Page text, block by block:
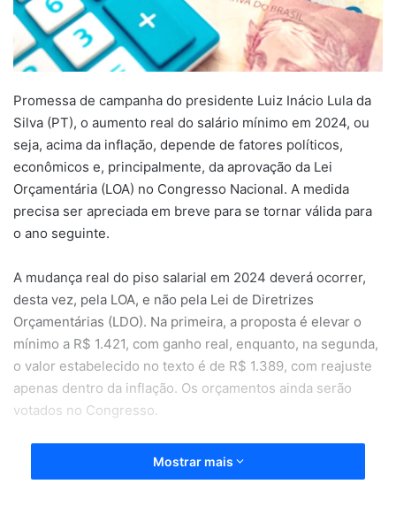
Promessa de campanha do presidente Luiz Inácio Lula da
Silva (PT), o aumento real do salário mínimo em 2024, ou
seja, acima da inflação, depende de fatores políticos,
econômicos e, principalmente, da aprovação da Lei
Orçamentária (LOA) no Congresso Nacional. A medida
precisa ser apreciada em breve para se tornar válida para
o ano seguinte.
A mudança real do piso salarial em 2024 deverá ocorrer,
desta vez, pela LOA, e não pela Lei de Diretrizes
Orçamentárias (LDO). Na primeira, a proposta é elevar o
mínimo a R$ 1.421, com ganho real, enquanto, na segunda,
o valor estabelecido no texto é de R$ 1.389, com reajuste
apenas dentro da inflação. Os orçamentos ainda serão
votados no Congresso.
A meta de R$ 1.421 vem sendo reforçada pela ministra do
Planejamento e Orçamento, Simone Tebet. Em setembro,
Mostrar mais